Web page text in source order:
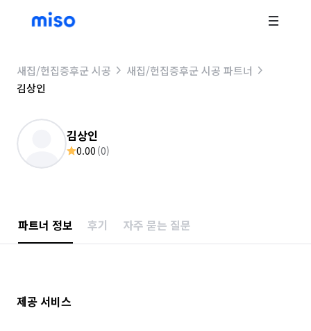
새집/헌집증후군 시공
새집/헌집증후군 시공 파트너
김상인
김상인
0.00 (0)
파트너 정보 후기 자주 묻는 질문
제공 서비스